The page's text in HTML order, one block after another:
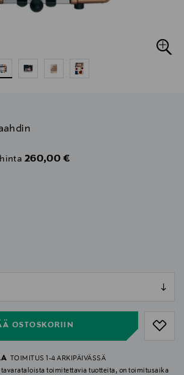
Discounted Price
260,00 €
OSTOSKORIIN
TOIMITUS 1-4 ARKIPÄIVÄSSÄ
tavarataloista toimitettavia tuotteita, on toimitusaika